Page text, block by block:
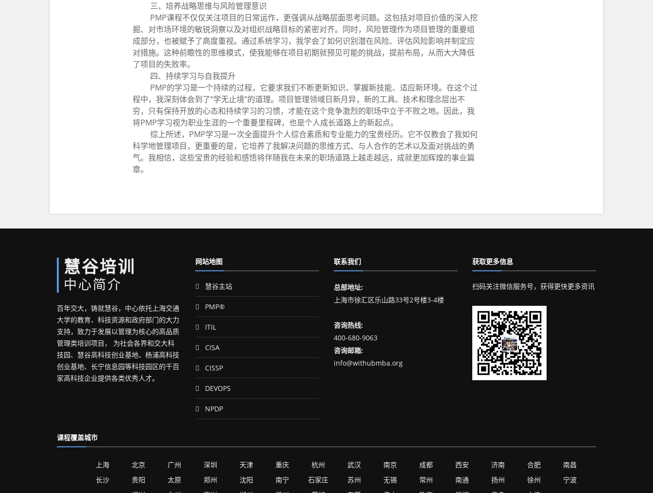
三、培养战略思维与风险管理意识
PMP课程不仅仅关注项目的日常运作，更强调从战略层面思考问题。这包括对项目价值的深入挖
掘、对市场环境的敏锐洞察以及对组织战略目标的紧密对齐。同时，风险管理作为项目管理的重要组
成部分，也被赋予了高度重视。通过系统学习，我学会了如何识别潜在风险、评估风险影响并制定应
对措施。这种前瞻性的思维模式，使我能够在项目初期就预见可能的挑战，提前布局，从而大大降低
了项目的失败率。
四、持续学习与自我提升
PMP的学习是一个持续的过程，它要求我们不断更新知识、掌握新技能、适应新环境。在这个过
程中，我深刻体会到了“学无止境”的道理。项目管理领域日新月异，新的工具、技术和理念层出不
穷，只有保持开放的心态和持续学习的习惯，才能在这个竞争激烈的职场中立于不败之地。因此，我
将PMP学习视为职业生涯的一个重要里程碑，也是个人成长道路上的新起点。
综上所述，PMP学习是一次全面提升个人综合素质和专业能力的宝贵经历。它不仅教会了我如何
科学地管理项目，更重要的是，它培养了我解决问题的思维方式、与人合作的艺术以及面对挑战的勇
气。我相信，这些宝贵的经验和感悟将伴随我在未来的职场道路上越走越远，成就更加辉煌的事业篇
章。
慧谷培训
中心简介
百年交大，铸就慧谷，中心依托上海交通
大学的教育、科技资源和政府部门的大力
支持，致力于发展以管理为核心的高品质
管理类培训项目， 为社会各界和交大科
技园、慧谷高科技创业基地、杨浦高科技
创业基地、长宁信息园等科技园区的千百
家高科技企业提供各类优秀人才。
网站地图
慧谷主站
PMP®
ITIL
CISA
CISSP
DEVOPS
NPDP
联系我们
总部地址:
上海市徐汇区乐山路33号2号楼3-4楼
咨询热线:
400-680-9063
咨询邮箱:
info@withubmba.org
获取更多信息
扫码关注微信服务号，获得更快更多资讯
课程覆盖城市
上海 北京 广州 深圳 天津 重庆 杭州 武汉 南京 成都 西安 济南 合肥
南昌
长沙
贵阳 太原 郑州 沈阳 南宁 石家庄 苏州 无锡 常州 南通 扬州 徐州
宁波